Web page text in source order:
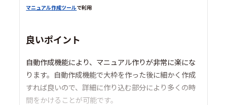
マニュアル作成ツールで利用
良いポイント
自動作成機能により、マニュアル作りが非常に楽にな
ります。自動作成機能で大枠を作った後に細かく作成
すれば良いので、詳細に作り込む部分により多くの時
間をかけることが可能です。